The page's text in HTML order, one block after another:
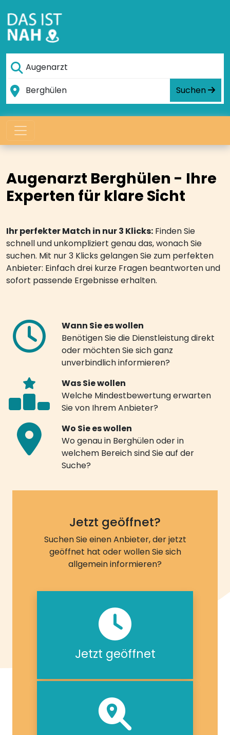
Suchen
Augenarzt Berghülen - Ihre
Experten für klare Sicht
Ihr perfekter Match in nur 3 Klicks: Finden Sie
schnell und unkompliziert genau das, wonach Sie
suchen. Mit nur 3 Klicks gelangen Sie zum perfekten
Anbieter: Einfach drei kurze Fragen beantworten und
sofort passende Ergebnisse erhalten.
Wann Sie es wollen
Benötigen Sie die Dienstleistung direkt
oder möchten Sie sich ganz
unverbindlich informieren?
Was Sie wollen
Welche Mindestbewertung erwarten
Sie von Ihrem Anbieter?
Wo Sie es wollen
Wo genau in Berghülen oder in
welchem Bereich sind Sie auf der
Suche?
Jetzt geöffnet?
Suchen Sie einen Anbieter, der jetzt
geöffnet hat oder wollen Sie sich
allgemein informieren?
Jetzt geöffnet